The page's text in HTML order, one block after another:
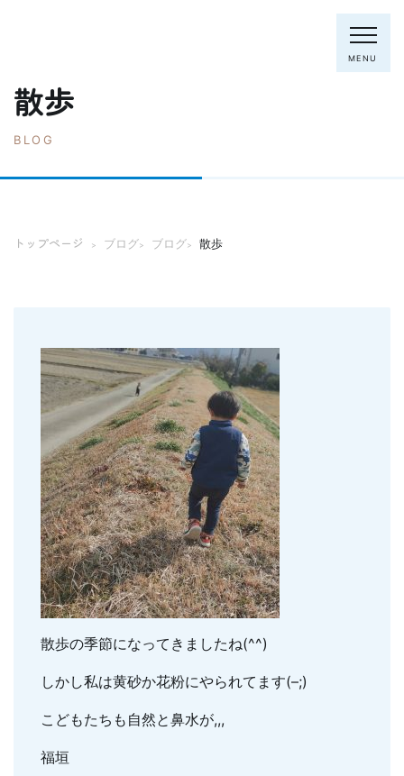
MENU
電話：0795-82-8281
歯周病の治療
予防歯科
小児のむし歯予防
小児の筋機能療法(MFT)
訪問口腔ケア
歯列矯正(主に成人)
入れ歯
親知らずの抜歯
顎関節症
地図・診療時間 ブログ
散歩
BLOG
トップページ > ブログ> ブログ> 散歩
散歩の季節になってきましたね(^^)
しかし私は黄砂か花粉にやられてます(–;)
こどもたちも自然と鼻水が,,,
福垣